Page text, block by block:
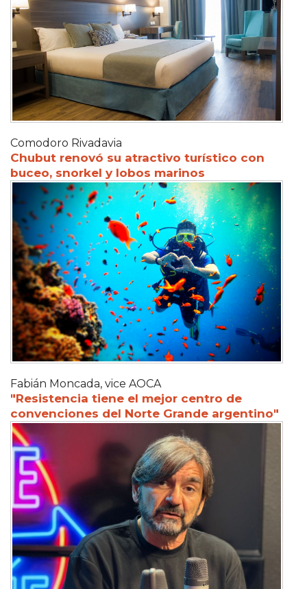
Comodoro Rivadavia
Chubut renovó su atractivo turístico con
buceo, snorkel y lobos marinos
Fabián Moncada, vice AOCA
"Resistencia tiene el mejor centro de
convenciones del Norte Grande argentino"